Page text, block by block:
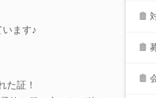
ます♪
た証！